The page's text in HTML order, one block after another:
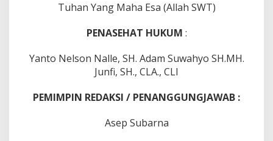
Tuhan Yang Maha Esa (Allah SWT)
PENASEHAT HUKUM :
Yanto Nelson Nalle, SH. Adam Suwahyo SH.MH.
Junfi, SH., CLA., CLI
PEMIMPIN REDAKSI / PENANGGUNGJAWAB :
Asep Subarna